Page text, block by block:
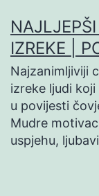
na
sadržaj
NAJLJEPŠI
IZREKE |
Najzanimljiviji
izreke ljudi
u povijesti
Mudre
uspjehu,